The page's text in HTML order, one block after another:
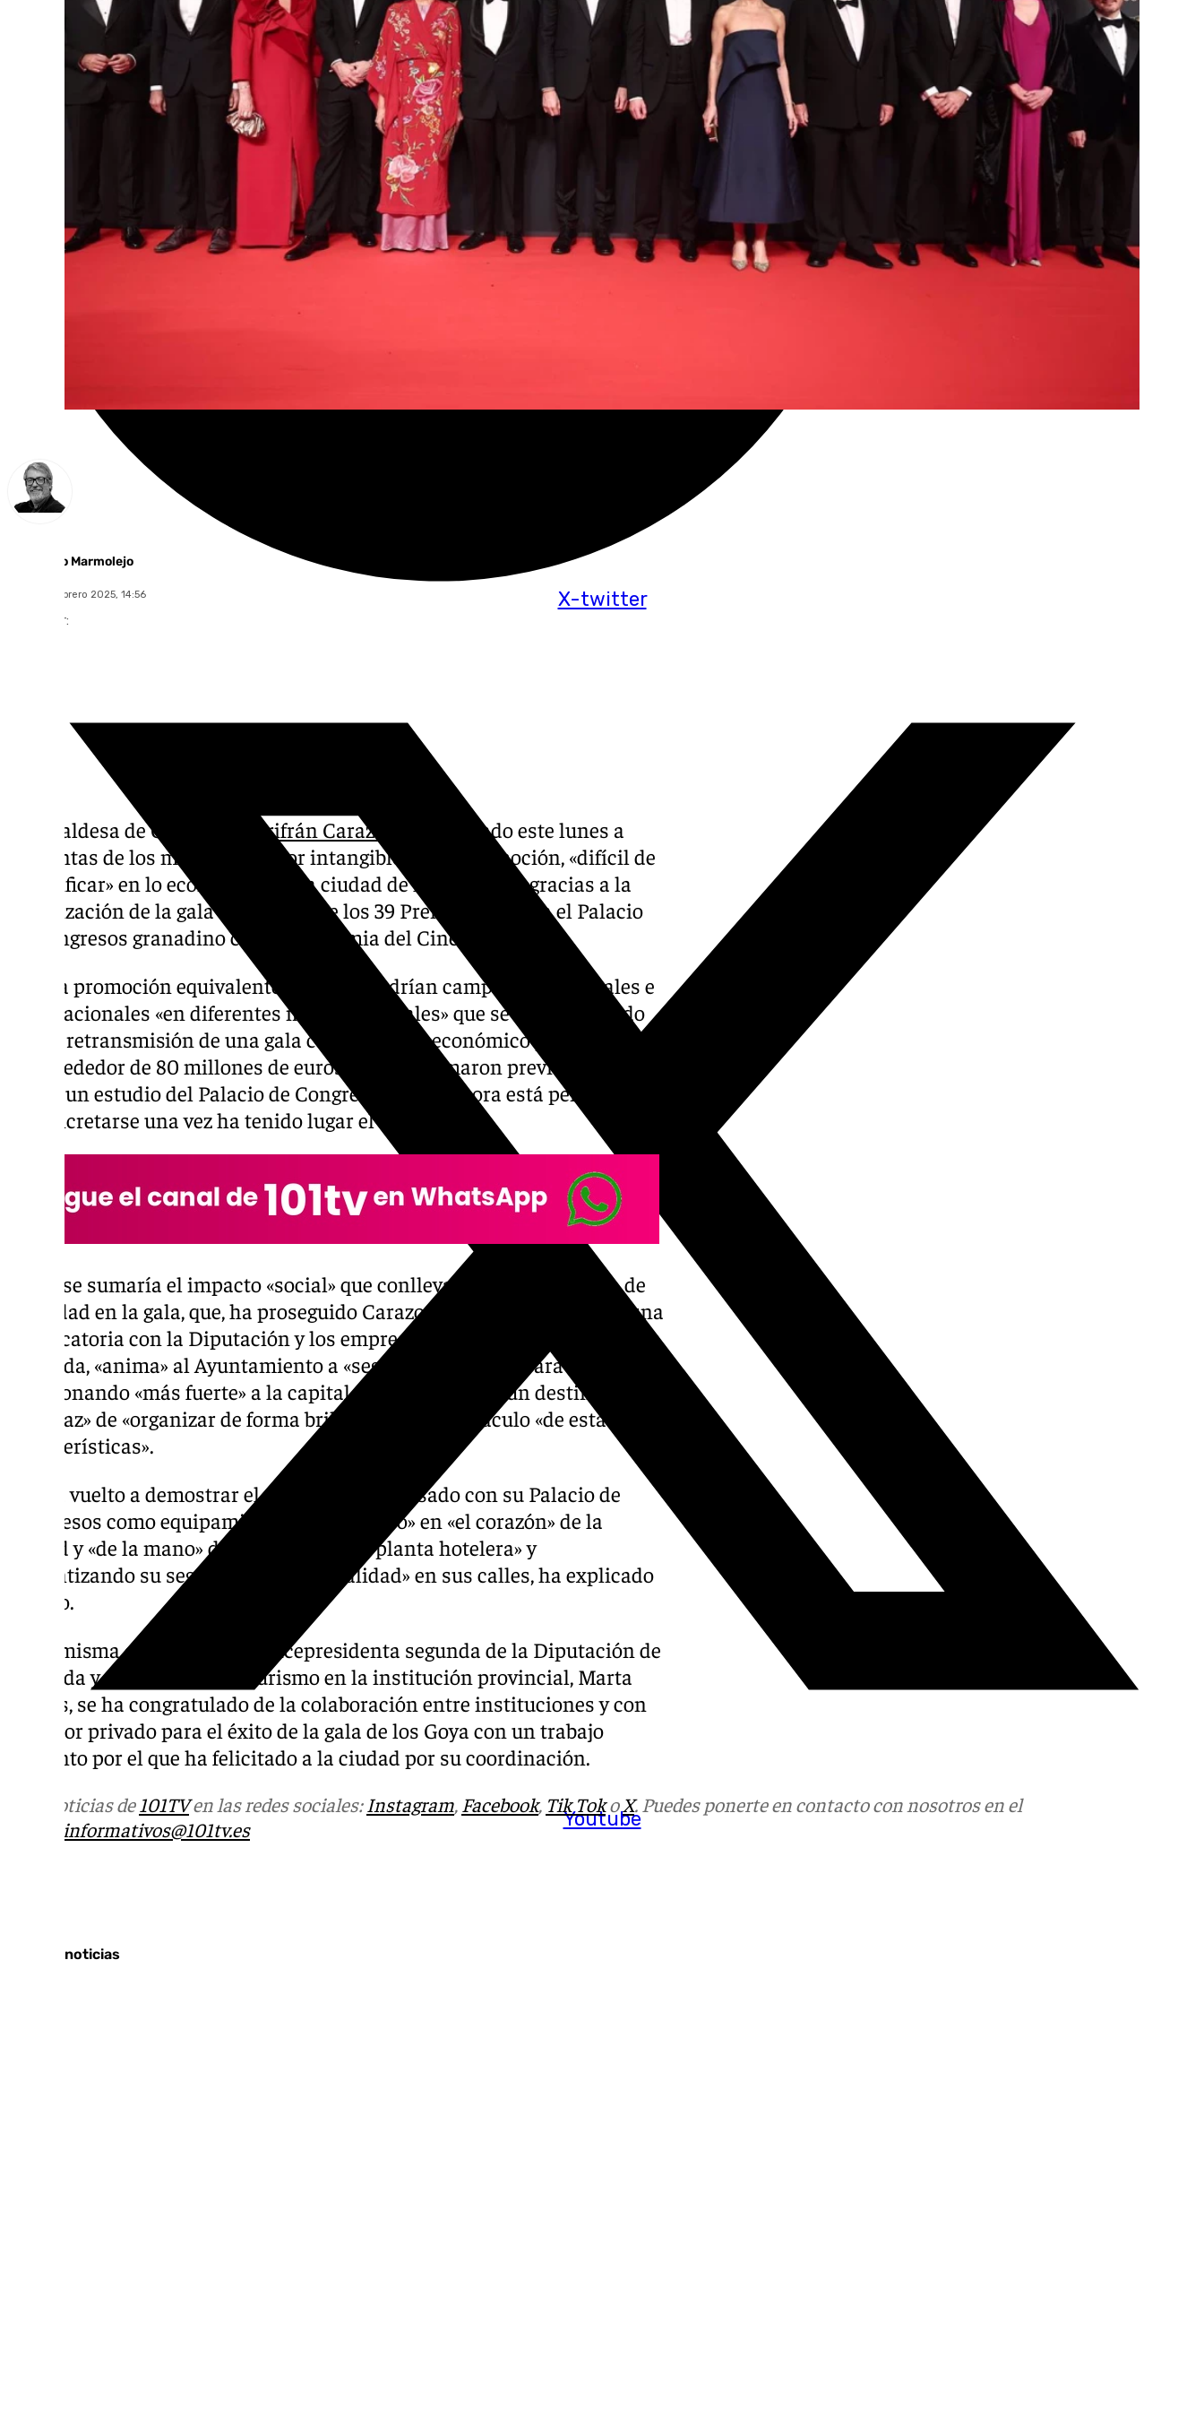
X-twitter
Youtube
Francisco Marmolejo
lunes, 10 febrero 2025, 14:56
Compartir:
La alcaldesa de Granada, Marifrán Carazo
, ha destacado este lunes a
preguntas de los medios el «valor intangible» de la promoción, «difícil de
cuantificar» en lo económico, de la ciudad de la Alhambra gracias a la
organización de la gala de entrega de los 39 Premios
en el Palacio
de Congresos granadino con la Academia del Cine.
Es una promoción equivalente a la que tendrían campañas nacionales e
internacionales «en diferentes medios y canales» que se ha conseguido
con la retransmisión de una gala cuyo impacto económico puede superar
los alrededor de 80 millones de euros que se estimaron previamente
según un estudio del Palacio de Congresos, y que ahora está pendiente
de concretarse una vez ha tenido lugar el evento.
A ello se sumaría el impacto «social» que conlleva el «protagonismo» de
la ciudad en la gala, que, ha proseguido Carazo en su intervención en una
convocatoria con la Diputación y los empresarios sobre los congresos en
Granada, «anima» al Ayuntamiento a «seguir trabajando» para continuar
posicionando «más fuerte» a la capital granadina como un destino «que
es capaz» de «organizar de forma brillante» un espectáculo «de estas
características».
«Lo ha vuelto a demostrar el fin de semana pasado con su Palacio de
Congresos como equipamiento emblemático» en «el corazón» de la
ciudad y «de la mano» de una «magnífica planta hotelera» y
«garantizando su seguridad y la normalidad» en sus calles, ha explicado
Carazo.
En la misma convocatoria la vicepresidenta segunda de la Diputación de
Granada y responsable de Turismo en la institución provincial, Marta
Nievas, se ha congratulado de la colaboración entre instituciones y con
el sector privado para el éxito de la gala de los Goya con un trabajo
conjunto por el que ha felicitado a la ciudad por su coordinación.
Más noticias de 101TVen las redes sociales: Instagram, Facebook, Tik TokoX. Puedes ponerte en contacto con nosotros en el
informativos@101tv.es
Últimas noticias